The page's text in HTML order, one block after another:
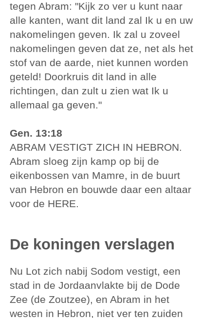
tegen Abram: "Kijk zo ver u kunt naar
alle kanten, want dit land zal Ik u en uw
nakomelingen geven. Ik zal u zoveel
nakomelingen geven dat ze, net als het
stof van de aarde, niet kunnen worden
geteld! Doorkruis dit land in alle
richtingen, dan zult u zien wat Ik u
allemaal ga geven."
Gen. 13:18
ABRAM VESTIGT ZICH IN HEBRON.
Abram sloeg zijn kamp op bij de
eikenbossen van Mamre, in de buurt
van Hebron en bouwde daar een altaar
voor de HERE.
De koningen verslagen
Nu Lot zich nabij Sodom vestigt, een
stad in de Jordaanvlakte bij de Dode
Zee (de Zoutzee), en Abram in het
westen in Hebron, niet ver ten zuiden